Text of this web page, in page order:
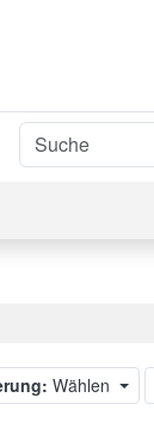
Wählen